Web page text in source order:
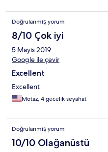
Doğrulanmış yorum
8/10 Çok iyi
5 Mayıs 2019
Google ile çevir
Excellent
Excellent
Motaz, 4 gecelik seyahat
Doğrulanmış yorum
10/10 Olağanüstü